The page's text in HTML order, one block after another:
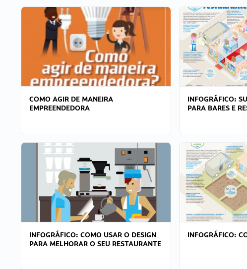
COMO AGIR DE MANEIRA
EMPREENDEDORA
INFOGRÁFICO:
PARA BARES E
INFOGRÁFICO: COMO USAR O DESIGN
PARA MELHORAR O SEU RESTAURANTE
INFOGRÁFICO: